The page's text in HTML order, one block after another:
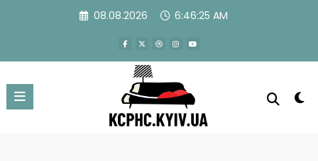
08.08.2026 6:46:26 AM